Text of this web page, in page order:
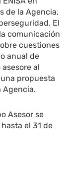
de la Agencia,
El
comunicación
cuestiones
anual de
al
propuesta
Agencia.
Asesor se
el 31 de